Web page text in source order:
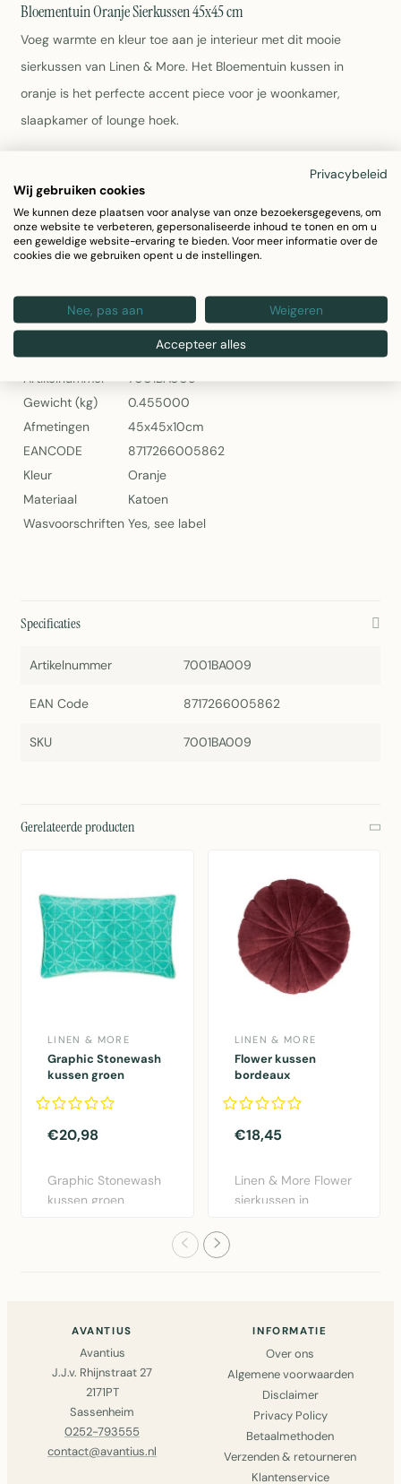
Bloementuin Oranje Sierkussen 45x45 cm
Voeg warmte en kleur toe aan je interieur met dit mooie
sierkussen van Linen & More. Het Bloementuin kussen in
oranje is het perfecte accent piece voor je woonkamer,
slaapkamer of lounge hoek.
Materiaal: 100% katoen
Kleur: Warme oranje met bloemenprint
Gewicht: 455 gram
Eenvoudig schoon te maken volgens wasvoorschrift op
Bloementuin Oranje Sierkussen 45x45 cm van Linen & More
Specificaties
Artikelnummer
7001BA009
Gewicht (kg)
0.455000
Afmetingen
45x45x10cm
EANCODE
8717266005862
Kleur
Oranje
Materiaal
Katoen
Wasvoorschriften Yes, see label
Specificaties
Artikelnummer 7001BA009
EAN Code 8717266005862
SKU 7001BA009
Gerelateerde producten
LINEN & MORE
Graphic Stonewash
kussen groen
€20,98
Graphic Stonewash
kussen groen
LINEN & MORE
Flower kussen
bordeaux
€18,45
Linen & More Flower
sierkussen in
AVANTIUS
Avantius
J.J.v. Rhijnstraat 27
2171PT
Sassenheim
0252-793555
contact@avantius.nl
INFORMATIE
Over ons
Algemene voorwaarden
Disclaimer
Privacy Policy
Betaalmethoden
Verzenden & retourneren
Klantenservice
Privacybeleid
Wij gebruiken cookies
We kunnen deze plaatsen voor analyse van onze bezoekersgegevens, om
onze website te verbeteren, gepersonaliseerde inhoud te tonen en om u
een geweldige website-ervaring te bieden. Voor meer informatie over de
cookies die we gebruiken opent u de instellingen.
Nee, pas aan Weigeren
Accepteer alles